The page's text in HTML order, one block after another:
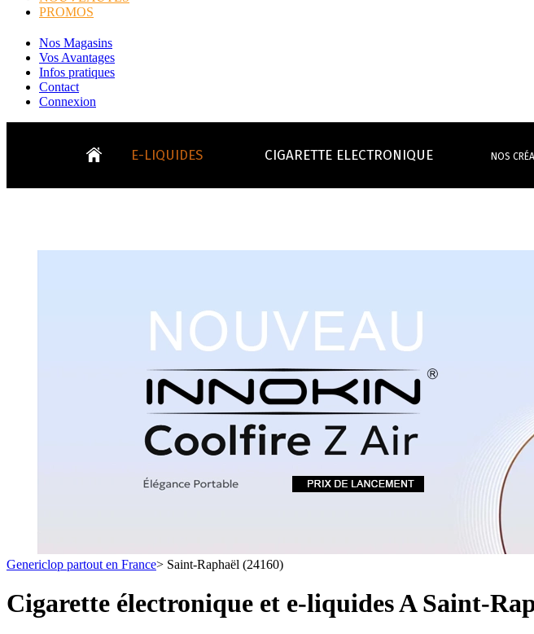
PROMOS
Nos Magasins
Vos Avantages
Infos pratiques
Contact
Connexion
E-LIQUIDES
TOUS LES E-LIQUIDES
- VÉGÉTAL/NATUREL
- SELS DE NICOTINE
- FORMATS ÉCONOMIQUES
- LES PLUS VENDUS
- LES PACKS PROMOS
- RECHERCHE AVANCÉE
MAXI
100ml
CIGARETTE ELECTRONIQUE
Formats classiques
Formats Boxs
simple d'emploi
Toutes les marques
Eleaf, Aspire,
Smok, Innokin, Joyetech ...
LES MINI-CLOPES
Pods & Formats Poche
NOS
LE BLOG
- INFOS GENERICLOP
- INFOS VAPE
- LES ASTUCES
- FOCUS PRODUIT
- LES MEDECINS
VOS AVANTAGES
Livraison offerte
1 Cadeau au choix
Genericlop partout en France> Saint-Raphaël (24160)
Cigarette électronique et e-liquides A Saint-